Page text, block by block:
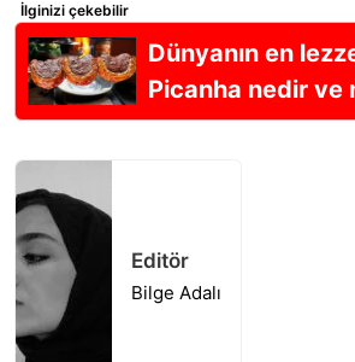
İlginizi çekebilir
Dünyanın en
Picanha nedir ve
Editör
Bilge Adalı